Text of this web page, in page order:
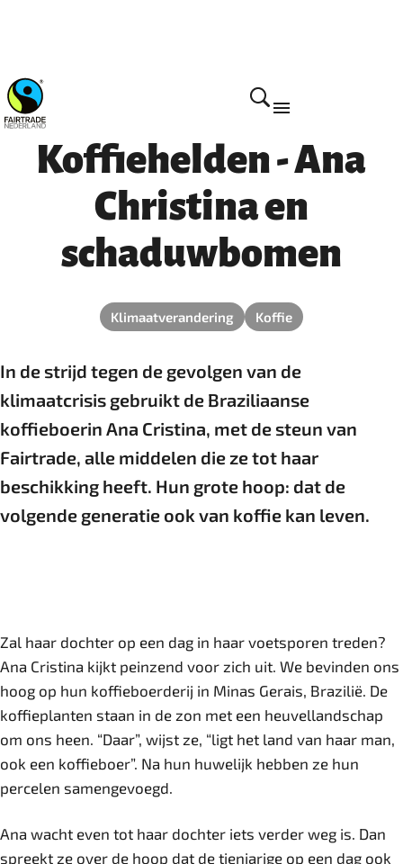
Impact
Koffiehelden - Ana
Christina en
schaduwbomen
Klimaatverandering Koffie
In de strijd tegen de gevolgen van de
klimaatcrisis gebruikt de Braziliaanse
koffieboerin Ana Cristina, met de steun van
Fairtrade, alle middelen die ze tot haar
beschikking heeft. Hun grote hoop: dat de
volgende generatie ook van koffie kan leven.
Zal haar dochter op een dag in haar voetsporen treden?
Ana Cristina kijkt peinzend voor zich uit. We bevinden ons
hoog op hun koffieboerderij in Minas Gerais, Brazilië. De
koffieplanten staan in de zon met een heuvellandschap
om ons heen. “Daar”, wijst ze, “ligt het land van haar man,
ook een koffieboer”. Na hun huwelijk hebben ze hun
percelen samengevoegd.
Ana wacht even tot haar dochter iets verder weg is. Dan
spreekt ze over de hoop dat de tienjarige op een dag ook